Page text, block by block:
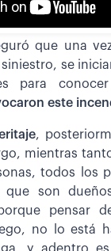
que una
se
para
este
,
mientras
todos los
que son
pensar
no lo está
y adentro